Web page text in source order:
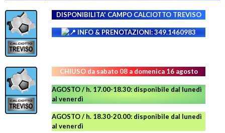
DISPONIBILITA' CAMPO CALCIOTTO TREVISO
INFO & PRENOTAZIONI: 349.1460983
CHIUSO da sabato 08 a domenica 16 agosto
AGOSTO / h. 17.00-18.30: disponibile dal lunedì
al venerdì
AGOSTO/ h. 18.30-20.00: disponibile dal lunedì
al venerdì